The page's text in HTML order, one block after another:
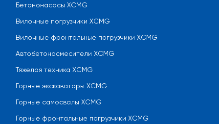
Бетононасосы XCMG
Вилочные погрузчики XCMG
Вилочные фронтальные погрузчики XCMG
Автобетоносмесители XCMG
Тяжелая техника XCMG
Горные экскаваторы XCMG
Горные самосвалы XCMG
Горные фронтальные погрузчики XCMG